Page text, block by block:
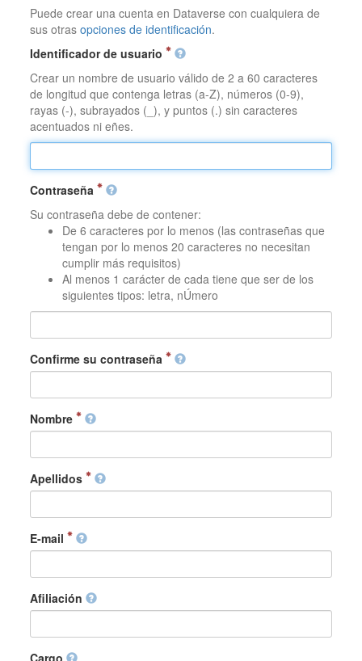
Puede crear una cuenta en Dataverse con cualquiera de
sus otrasopciones de identificación.
Identificador de usuario
Crear un nombre de usuario válido de 2 a 60 caracteres
de longitud que contenga letras (a-Z), números (0-9),
rayas (-), subrayados (_), y puntos (.) sin caracteres
acentuados ni eñes.
Contraseña
Su contraseña debe de contener:
De 6 caracteres por lo menos (las contraseñas que
tengan por lo menos 20 caracteres no necesitan
cumplir más requisitos)
Al menos 1 carácter de cada tiene que ser de los
siguientes tipos: letra, nÚmero
Confirme su contraseña
Nombre
Apellidos
E-mail
Afiliación
Cargo